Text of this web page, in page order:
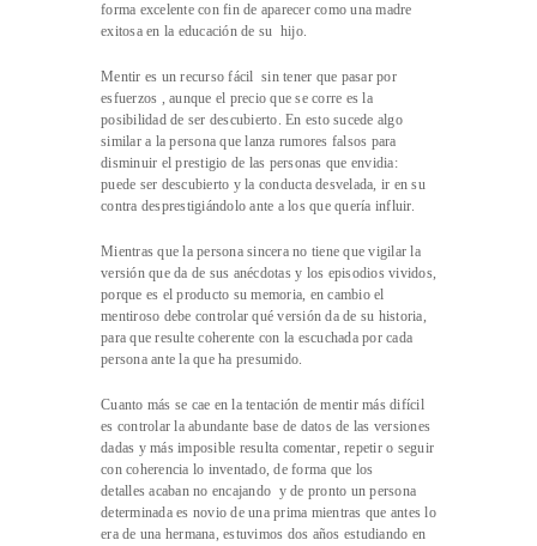
forma excelente con fin de aparecer como una madre
exitosa en la educación de su hijo.
Mentir es un recurso fácil sin tener que pasar por
esfuerzos , aunque el precio que se corre es la
posibilidad de ser descubierto. En esto sucede algo
similar a la persona que lanza rumores falsos para
disminuir el prestigio de las personas que envidia:
puede ser descubierto y la conducta desvelada, ir en su
contra desprestigiándolo ante a los que quería influir.
Mientras que la persona sincera no tiene que vigilar la
versión que da de sus anécdotas y los episodios vividos,
porque es el producto su memoria, en cambio el
mentiroso debe controlar qué versión da de su historia,
para que resulte coherente con la escuchada por cada
persona ante la que ha presumido.
Cuanto más se cae en la tentación de mentir más difícil
es controlar la abundante base de datos de las versiones
dadas y más imposible resulta comentar, repetir o seguir
con coherencia lo inventado, de forma que los
detalles acaban no encajando y de pronto un persona
determinada es novio de una prima mientras que antes lo
era de una hermana, estuvimos dos años estudiando en